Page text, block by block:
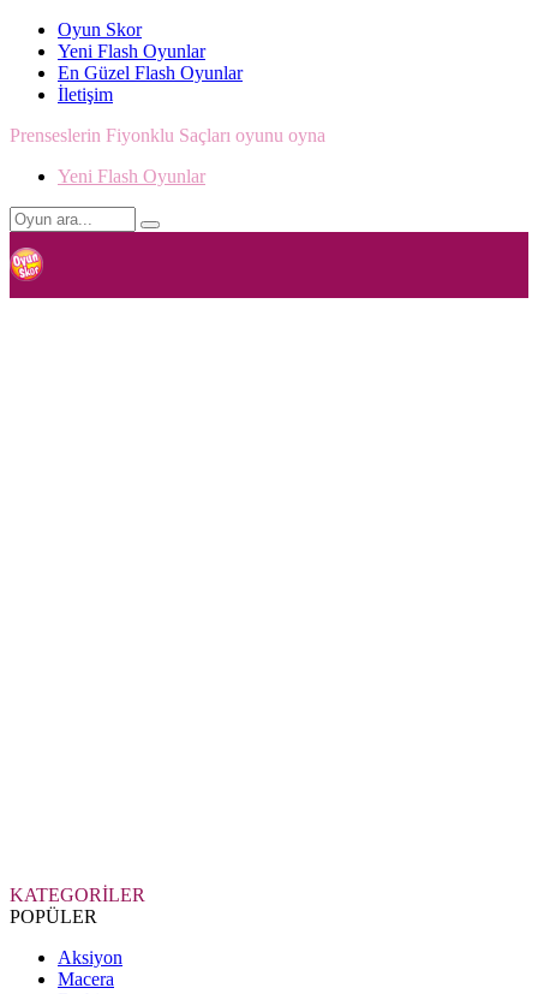
Oyun Skor
Yeni Flash Oyunlar
En Güzel Flash Oyunlar
İletişim
Prenseslerin Fiyonklu Saçları oyunu oyna
Yeni Flash Oyunlar
KATEGORİLER
POPÜLER
Aksiyon
Macera